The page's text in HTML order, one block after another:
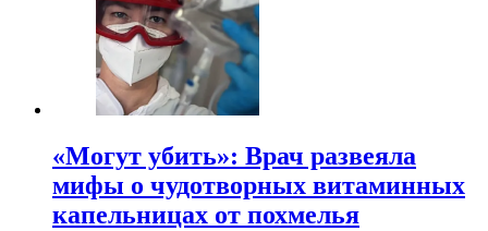
«Могут убить»: Врач развеяла
мифы о чудотворных витаминных
капельницах от похмелья